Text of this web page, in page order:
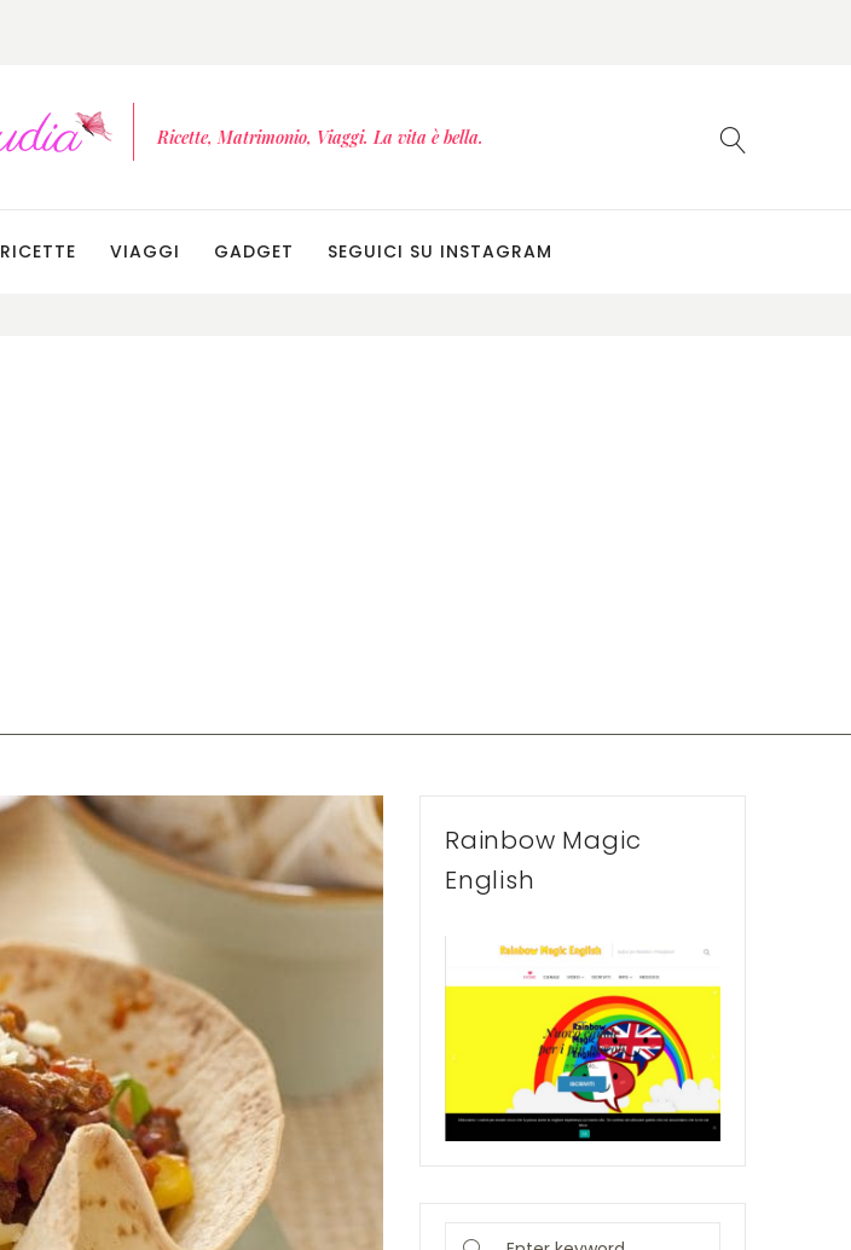
Ricette, Matrimonio, Viaggi. La vita è bella.
RICETTE VIAGGI GADGET SEGUICI SU INSTAGRAM
Rainbow Magic
English
Search